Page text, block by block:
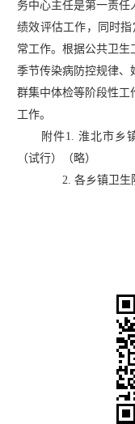
务中心主任是第一责任
绩效评估工作，同时指
常工作。根据公共卫生
季节传染病防控规律、
群集中体检等阶段性工
工作。
附件1. 淮北市乡
（试行）（略）
2. 各乡镇卫生